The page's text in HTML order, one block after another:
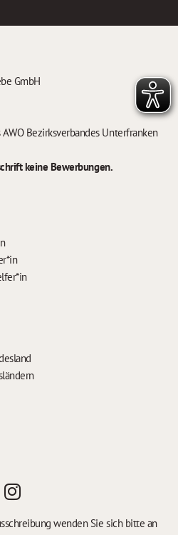
GmbH
Bezirksverbandes Unterfranken
keine Bewerbungen.
wenden Sie sich bitte an